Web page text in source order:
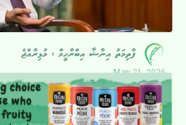
ފާތިމަތު އިނާޝާ އިބްރާހީމް ، މުޅިރާއްޖެ
May 21, 2026